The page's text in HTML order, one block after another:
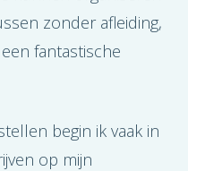
zonder afleiding,
fantastische
begin ik vaak in
op mijn